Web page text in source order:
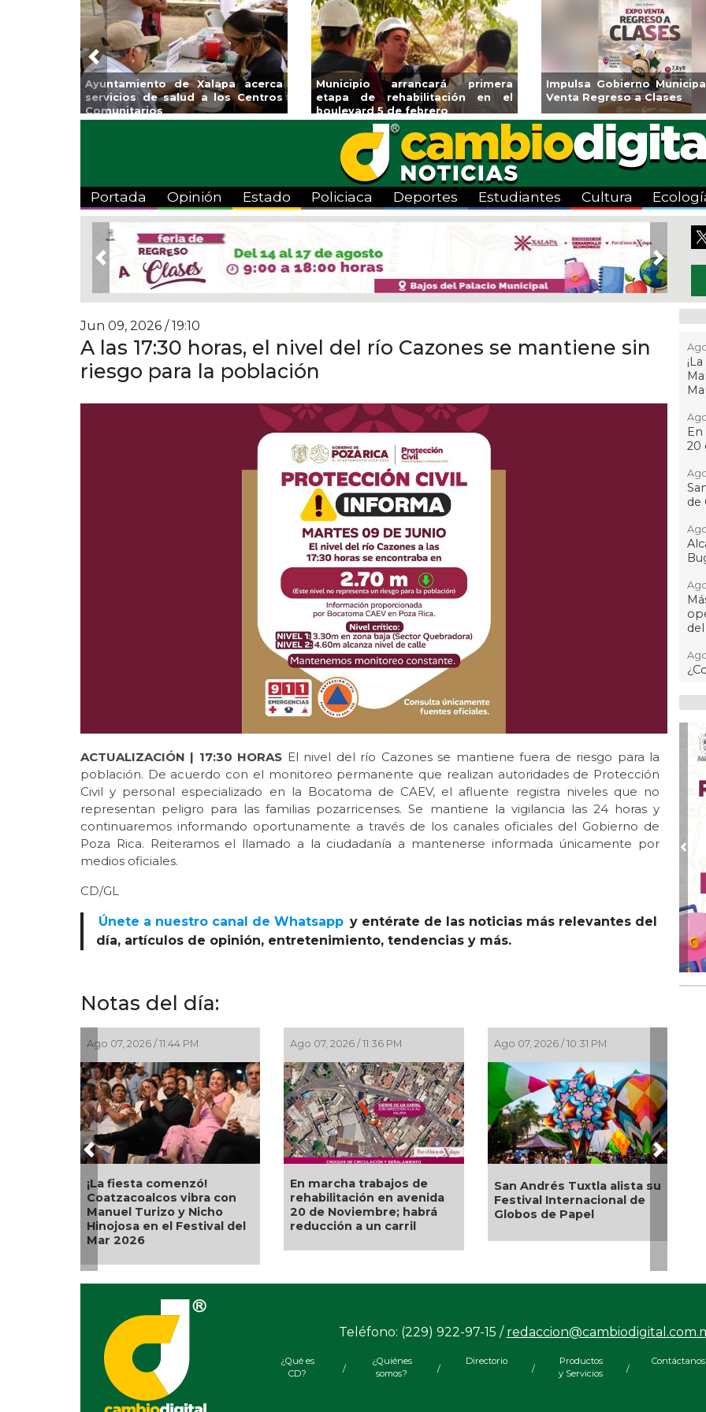
Ayuntamiento de Xalapa acerca
servicios de salud a los Centros
Comunitarios
Municipio arrancará primera
etapa de rehabilitación en el
boulevard 5 de febrero
Impulsa Gobierno
Venta Regreso a Clases
Previous
Portada Opinión Estado Policiaca Deportes Estudiantes Cultura
Previous Next
Jun 09, 2026 / 19:10
A las 17:30 horas, el nivel del río Cazones se mantiene sin
riesgo para la población
ACTUALIZACIÓN | 17:30 HORAS El nivel del río Cazones se mantiene fuera de riesgo para la
población. De acuerdo con el monitoreo permanente que realizan autoridades de Protección
Civil y personal especializado en la Bocatoma de CAEV, el afluente registra niveles que no
representan peligro para las familias pozarricenses. Se mantiene la vigilancia las 24 horas y
continuaremos informando oportunamente a través de los canales oficiales del Gobierno de
Poza Rica. Reiteramos el llamado a la ciudadanía a mantenerse informada únicamente por
medios oficiales.
CD/GL
Únete a nuestro canal de Whatsapp y entérate de las noticias más relevantes del
día, artículos de opinión, entretenimiento, tendencias y más.
Notas del día:
Ago 07, 2026 / 11:44 PM
¡La fiesta comenzó!
Coatzacoalcos vibra con
Manuel Turizo y Nicho
Hinojosa en el Festival del
Mar 2026
Ago 07, 2026 / 11:36 PM
En marcha trabajos de
rehabilitación en avenida
20 de Noviembre; habrá
reducción a un carril
Ago 07, 2026 / 10:31 PM
San Andrés Tuxtla alista su
Festival Internacional de
Globos de Papel
Previous Next
20
de
a
Teléfono: (229) 922-97-15 /
¿Qué es
CD?
/
¿Quiénes
somos?
/
Directorio
/
Productos
y Servicios
/
Contáctanos